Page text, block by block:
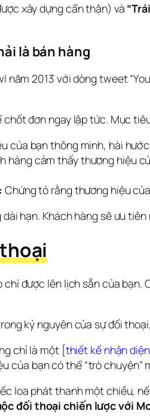
xây dựng cẩn thận) và
là bán hàng
năm 2013 với dòng tweet
đơn ngay lập tức. Mục
của bạn thông minh, hài
hàng cảm thấy thương hiệu
Chứng tỏ rằng thương hiệu
hạn. Khách hàng sẽ ưu
được lên lịch sẵn của
kỷ nguyên của sự đối
chỉ là một [thiết kế nhận
của bạn có thể “trò chuyện”
loa phát thanh một chiều,
đối thoại chiến lược với